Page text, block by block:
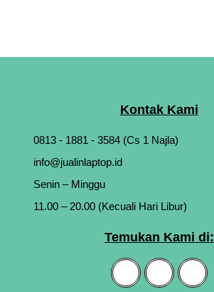
Kontak Kami
0813 - 1881 - 3584 (Cs 1 Najla)
info@jualinlaptop.id
Senin – Minggu
11.00 – 20.00 (Kecuali Hari Libur)
Temukan Kami di: